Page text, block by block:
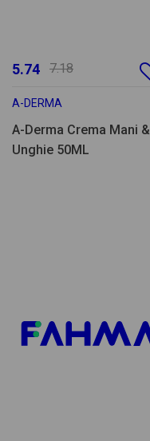
5.74 7.18
A-DERMA
A-Derma Crema Mani &
Unghie 50ML